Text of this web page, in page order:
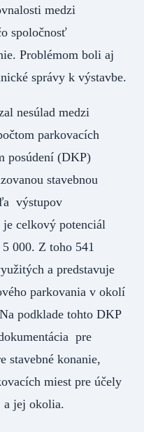
medzi
spoločnosť
Problémom boli aj
správy k výstavbe.
nesúlad medzi
parkovacích
posúdení (DKP)
stavebnou
výstupov
celkový potenciál
000. Z toho 541
a predstavuje
parkovania v okolí
podklade tohto DKP
pre
stavebné konanie,
miest pre účely
a jej okolia.